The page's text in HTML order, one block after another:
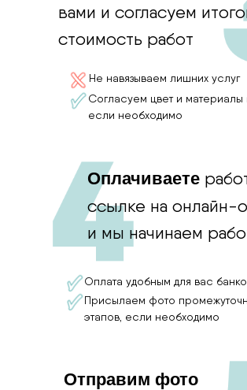
Согласуем цвет и материалы
если необходимо
Не навязываем лишних услуг
Присылаем фото
этапов, если необходимо
Оплата удобным для вас
вами и согласуем
стоимость работ
Оплачиваете
ссылке на онлайн-
и мы начинаем
Отправим фото